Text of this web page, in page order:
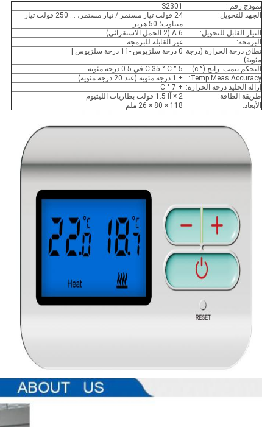
نموذج رقم.:
S2301
الجهد للتحويل:
24 فولت تيار مستمر / تيار مستمر، ... 250 فولت تيار
متناوب؛ 50 هرتز
التيار القابل للتحويل:
6 A (2 الحمل الاستقرائي)
البرمجة:
غير القابلة للبرمجة
نطاق درجة الحرارة (درجة
مئوية):
0 درجة سلزيوس -11 درجة سلزيوس |
التحكم تيمب. رانج (° c):
5 ° C-35 ° C في 0.5 درجة مئوية
Temp.Meas.Accuracy:
± 1 درجة مئوية (عند 20 درجة مئوية)
إزالة الجليد درجة الحرارة: + 7 ° C
طريقة الطاقة:
2 × آا 1.5 فولت بطاريات الليثيوم
الأبعاد:
118 × 80 × 26 ملم